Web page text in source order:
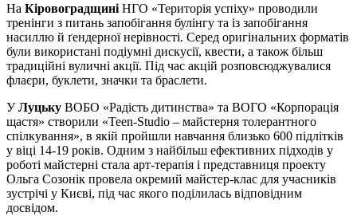
На Кіровоградщині НГО «Територія успіху» проводили
тренінги з питань запобігання булінгу та із запобігання
насиллю й ґендерної нерівності. Серед оригінальних форматів
були використані подіумні дискусії, квести, а також більш
традиційні вуличні акції. Під час акцій розповсюджувалися
флаєри, буклети, значки та браслети.
УЛуцьку ВОБО «Радість дитинства» та ВОГО «Корпорація
щастя» створили «Teen-Studio – майстерня толерантного
спілкування», в якій пройшли навчання близько 600 підлітків
у віці 14-19 років. Одним з найбільш ефективних підходів у
роботі майстерні стала арт-терапія і представниця проекту
Ольга Созонік провела окремий майстер-клас для учасників
зустрічі у Києві, під час якого поділилась відповідним
досвідом.